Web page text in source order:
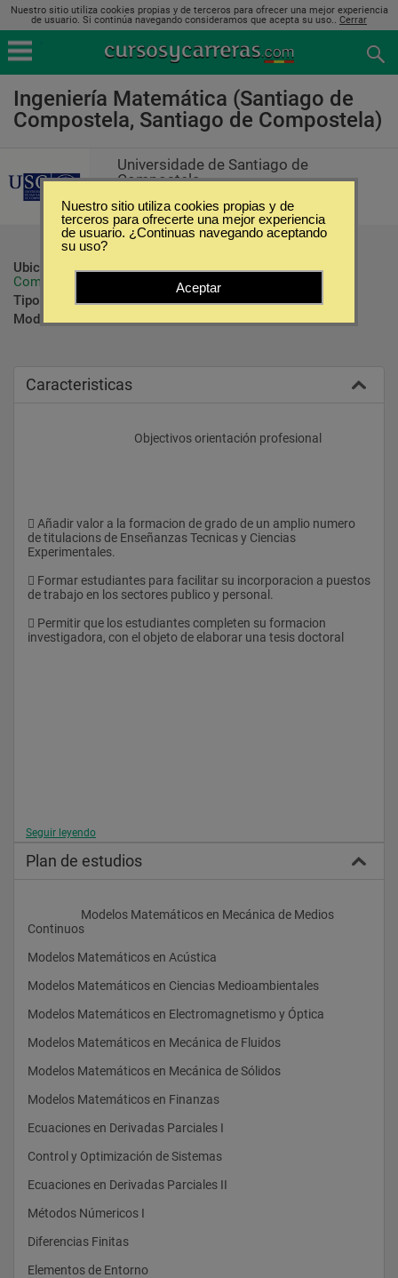
Nuestro sitio utiliza cookies propias y de terceros para ofrecer una mejor experiencia
de usuario. Si continúa navegando consideramos que acepta su uso.. Cerrar
Ingeniería Matemática (Santiago de
Compostela, Santiago de Compostela)
Universidade de Santiago de
Compostela
Ubicación:
Santiago de Compostela - Santiago de
Compostela
Tipo:
Carreras Universitarias
Modalidad:
Presencial
Caracteristicas
					Objectivos orientación profesional
 Añadir valor a la formacion de grado de un amplio numero
de titulacions de Enseñanzas Tecnicas y Ciencias
Experimentales.
 Formar estudiantes para facilitar su incorporacion a puestos
de trabajo en los sectores publico y personal.
 Permitir que los estudiantes completen su formacion
investigadora, con el objeto de elaborar una tesis doctoral
Seguir leyendo
Plan de estudios
Continuos
Modelos Matemáticos en Acústica
Modelos Matemáticos en Ciencias Medioambientales
Modelos Matemáticos en Electromagnetismo y Óptica
Modelos Matemáticos en Mecánica de Fluidos
Modelos Matemáticos en Mecánica de Sólidos
Modelos Matemáticos en Finanzas
Ecuaciones en Derivadas Parciales I
Control y Optimización de Sistemas
Ecuaciones en Derivadas Parciales II
Métodos Númericos I
Diferencias Finitas
Elementos de Entorno
Nuestro sitio utiliza cookies propias y de
terceros para ofrecerte una mejor experiencia
de usuario. ¿Continuas navegando aceptando
su uso?
Aceptar